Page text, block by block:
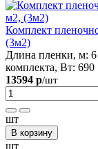
Комплект
(3м2)
Длина пленки, м: 6
комплекта, Вт: 690
13594 р/шт
шт
В корзину
шт